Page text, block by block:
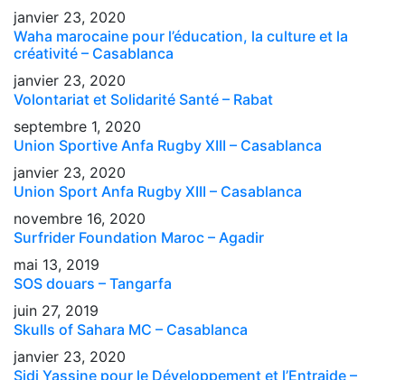
janvier 23, 2020
Waha marocaine pour l’éducation, la culture et la
créativité – Casablanca
janvier 23, 2020
Volontariat et Solidarité Santé – Rabat
septembre 1, 2020
Union Sportive Anfa Rugby XIII – Casablanca
janvier 23, 2020
Union Sport Anfa Rugby XIII – Casablanca
novembre 16, 2020
Surfrider Foundation Maroc – Agadir
mai 13, 2019
SOS douars – Tangarfa
juin 27, 2019
Skulls of Sahara MC – Casablanca
janvier 23, 2020
Sidi Yassine pour le Développement et l’Entraide –